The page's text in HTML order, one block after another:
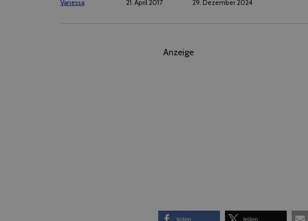
Vanessa 21. April 2017 29. Dezember 2024
Anzeige
teilen teilen